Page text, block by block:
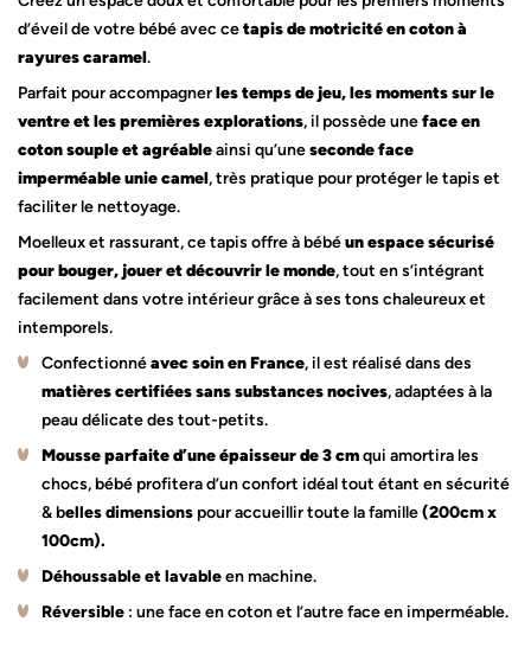
d’éveil de votre bébé avec cetapis de motricité en coton à
rayures caramel.
Parfait pour accompagnerles temps de jeu, les moments sur le
ventre et les premières explorations, il possède uneface en
coton souple et agréableainsi qu’uneseconde face
imperméable unie camel, très pratique pour protéger le tapis et
faciliter le nettoyage.
Moelleux et rassurant, ce tapis offre à bébéun espace sécurisé
pour bouger, jouer et découvrir le monde, tout en s’intégrant
facilement dans votre intérieur grâce à ses tons chaleureux et
intemporels.
Confectionnéavec soin en France, il est réalisé dans des
matières certifiées sans substances nocives, adaptées à la
peau délicate des tout-petits.
Mousse parfaite d’une épaisseur de 3 cmqui amortira les
chocs, bébé profitera d’un confort idéal tout étant en sécurité
& belles dimensions pour accueillir toute la famille(200cm x
100cm).
Déhoussable et lavableen machine.
Réversible : une face en coton et l’autre face en imperméable.